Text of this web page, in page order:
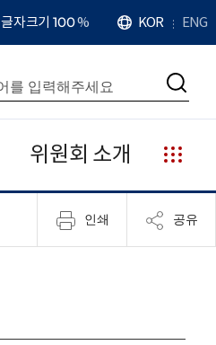
확
대
치
글자크기 100%
언
어
KOR ENG
검
위원회 소개
누
리
집
안
인쇄 공유